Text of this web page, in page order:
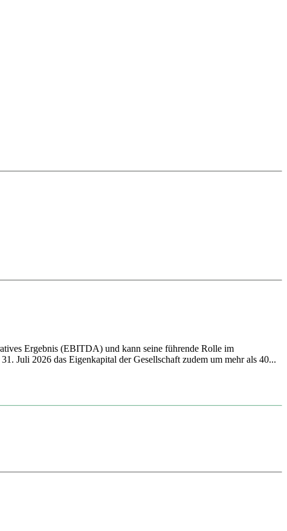
Ergebnis (EBITDA) und kann seine führende Rolle im
Juli 2026 das Eigenkapital der Gesellschaft zudem um mehr als 40...